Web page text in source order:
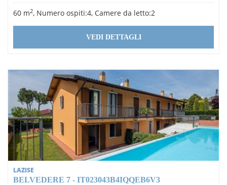
60 m2, Numero ospiti:4, Camere da letto:2
VEDI DETTAGLI
LAZISE
BELVEDERE 7 - IT023043B4IQQEB6V3